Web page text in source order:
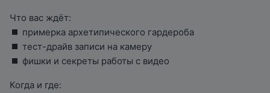
Что вас ждёт:
примерка архетипического гардероба
тест-драйв записи на камеру
фишки и секреты работы с видео
Когда и где: